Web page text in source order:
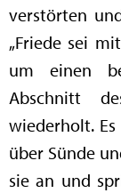
verstörten
„Friede sei
um einen
Abschnitt
wiederholt.
über Sünde
sie an und